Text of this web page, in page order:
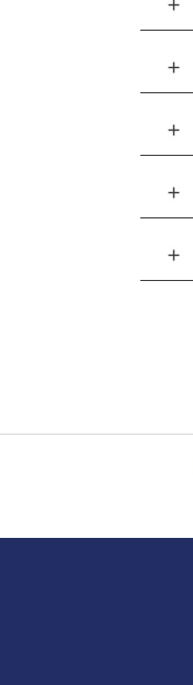
add
add
add
add
add